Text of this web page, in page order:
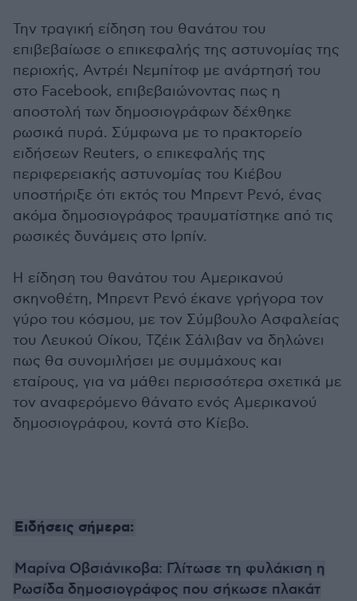
Την τραγική είδηση του θανάτου του
επιβεβαίωσε ο επικεφαλής της αστυνομίας της
περιοχής, Αντρέι Νεμπίτοφ με ανάρτησή του
στο Facebook, επιβεβαιώνοντας πως η
αποστολή των δημοσιογράφων δέχθηκε
ρωσικά πυρά. Σύμφωνα με το πρακτορείο
ειδήσεων Reuters, ο επικεφαλής της
περιφερειακής αστυνομίας του Κιέβου
υποστήριξε ότι εκτός του Μπρεντ Ρενό, ένας
ακόμα δημοσιογράφος τραυματίστηκε από τις
ρωσικές δυνάμεις στο Ιρπίν.
Η είδηση του θανάτου του Αμερικανού
σκηνοθέτη, Μπρεντ Ρενό έκανε γρήγορα τον
γύρο του κόσμου, με τον Σύμβουλο Ασφαλείας
του Λευκού Οίκου, Τζέικ Σάλιβαν να δηλώνει
πως θα συνομιλήσει με συμμάχους και
εταίρους, για να μάθει περισσότερα σχετικά με
τον αναφερόμενο θάνατο ενός Αμερικανού
δημοσιογράφου, κοντά στο Κίεβο.
Ειδήσεις σήμερα:
Μαρίνα Οβσιάνικοβα: Γλίτωσε τη φυλάκιση η
Ρωσίδα δημοσιογράφος που σήκωσε πλακάτ